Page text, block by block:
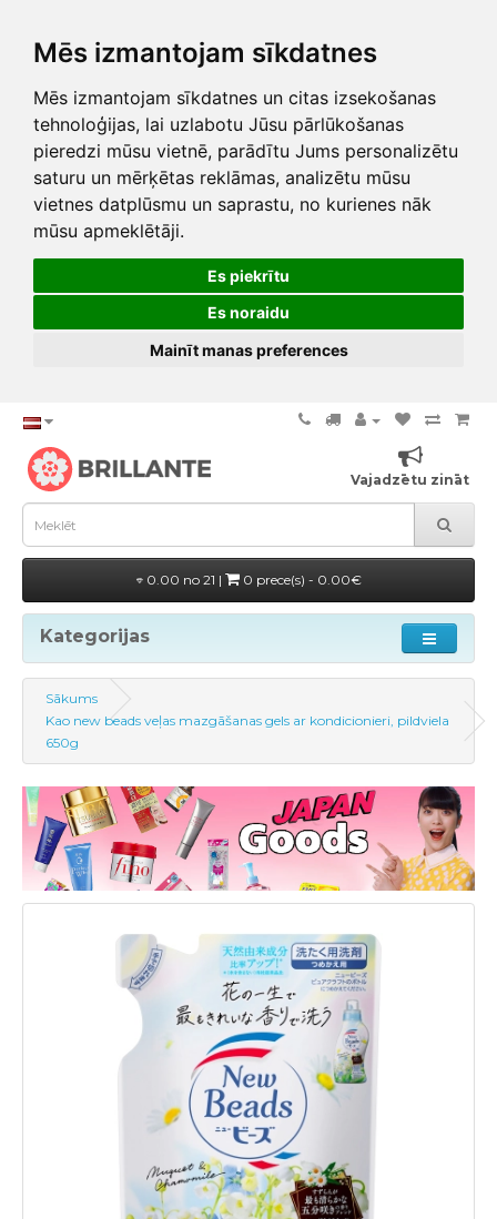
Mēs izmantojam sīkdatnes
Mēs izmantojam sīkdatnes un citas izsekošanas
tehnoloģijas, lai uzlabotu Jūsu pārlūkošanas
pieredzi mūsu vietnē, parādītu Jums personalizētu
saturu un mērķētas reklāmas, analizētu mūsu
vietnes datplūsmu un saprastu, no kurienes nāk
mūsu apmeklētāji.
Es piekrītu
Es noraidu
Mainīt manas preferences
Vajadzētu zināt
0.00 no 21 | 0 prece(s) - 0.00€
Kategorijas
Sākums
Kao new beads veļas mazgāšanas gels ar kondicionieri, pildviela
650g